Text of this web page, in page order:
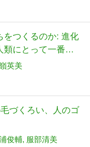
をつくるのか: 進化
類にとって一番重
英美
づくろい、人のゴ
俊輔 服部清美